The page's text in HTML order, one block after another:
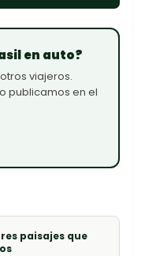
en auto?
viajeros.
publicamos en el
paisajes que